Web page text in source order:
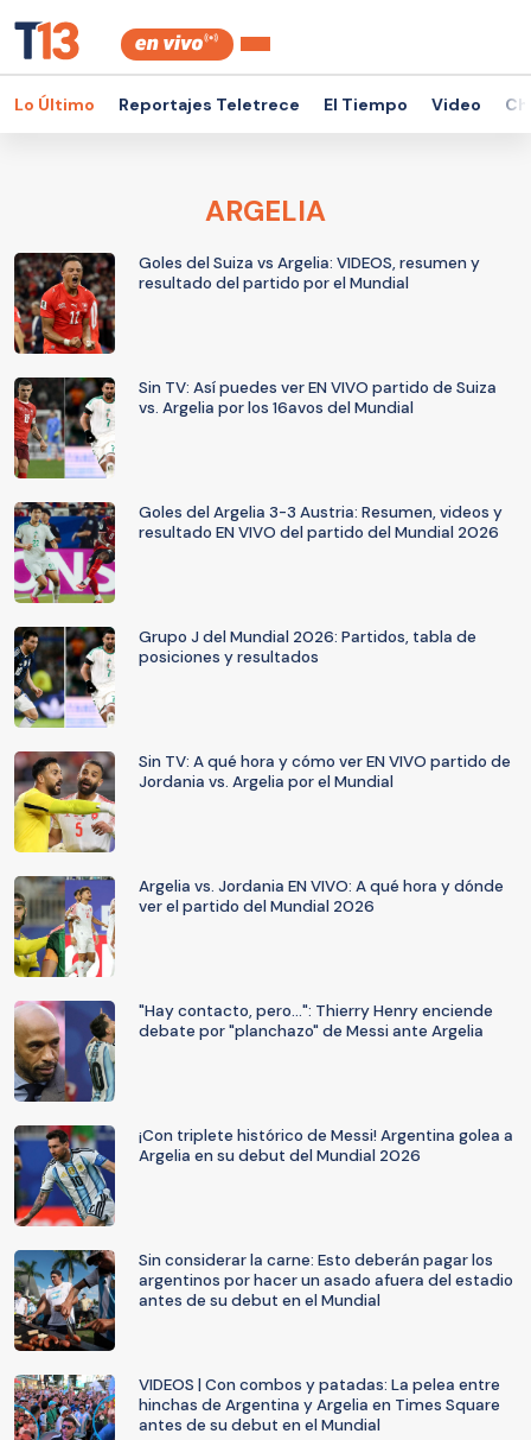
Lo Último Reportajes Teletrece El Tiempo Video
ARGELIA
Goles del Suiza vs Argelia: VIDEOS, resumen y
resultado del partido por el Mundial
Sin TV: Así puedes ver EN VIVO partido de Suiza
vs. Argelia por los 16avos del Mundial
Goles del Argelia 3-3 Austria: Resumen, videos y
resultado EN VIVO del partido del Mundial 2026
Grupo J del Mundial 2026: Partidos, tabla de
posiciones y resultados
Sin TV: A qué hora y cómo ver EN VIVO partido de
Jordania vs. Argelia por el Mundial
Argelia vs. Jordania EN VIVO: A qué hora y dónde
ver el partido del Mundial 2026
"Hay contacto, pero...": Thierry Henry enciende
debate por "planchazo" de Messi ante Argelia
¡Con triplete histórico de Messi! Argentina golea a
Argelia en su debut del Mundial 2026
Sin considerar la carne: Esto deberán pagar los
argentinos por hacer un asado afuera del estadio
antes de su debut en el Mundial
VIDEOS | Con combos y patadas: La pelea entre
hinchas de Argentina y Argelia en Times Square
antes de su debut en el Mundial